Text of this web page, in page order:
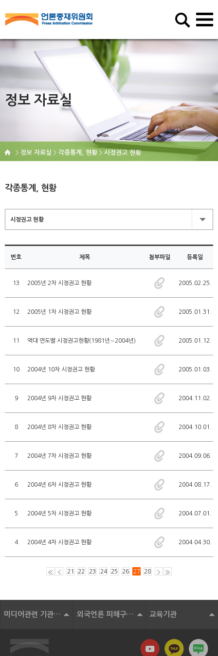
정보 자료실
정보 자료실 각종통계, 현황 시정권고 현황
각종통계, 현황
시정권고 현황
번호 제목 첨부파일 등록일
13 2005년 2차 시정권고 현황 2005.02.25.
12 2005년 1차 시정권고 현황 2005.01.31.
11 역대 연도별 시정권고현황(1981년∼2004년) 2005.01.12.
10 2004년 10차 시정권고 현황 2005.01.03.
9 2004년 9차 시정권고 현황 2004.11.02.
8 2004년 8차 시정권고 현황 2004.10.01.
7 2004년 7차 시정권고 현황 2004.09.06.
6 2004년 6차 시정권고 현황 2004.08.17.
5 2004년 5차 시정권고 현황 2004.07.01.
4 2004년 4차 시정권고 현황 2004.04.30.
21 22 23 24 25 26 27 28
미디어관련 기관 및 단체 외국언론 피해구제기구 교육기관